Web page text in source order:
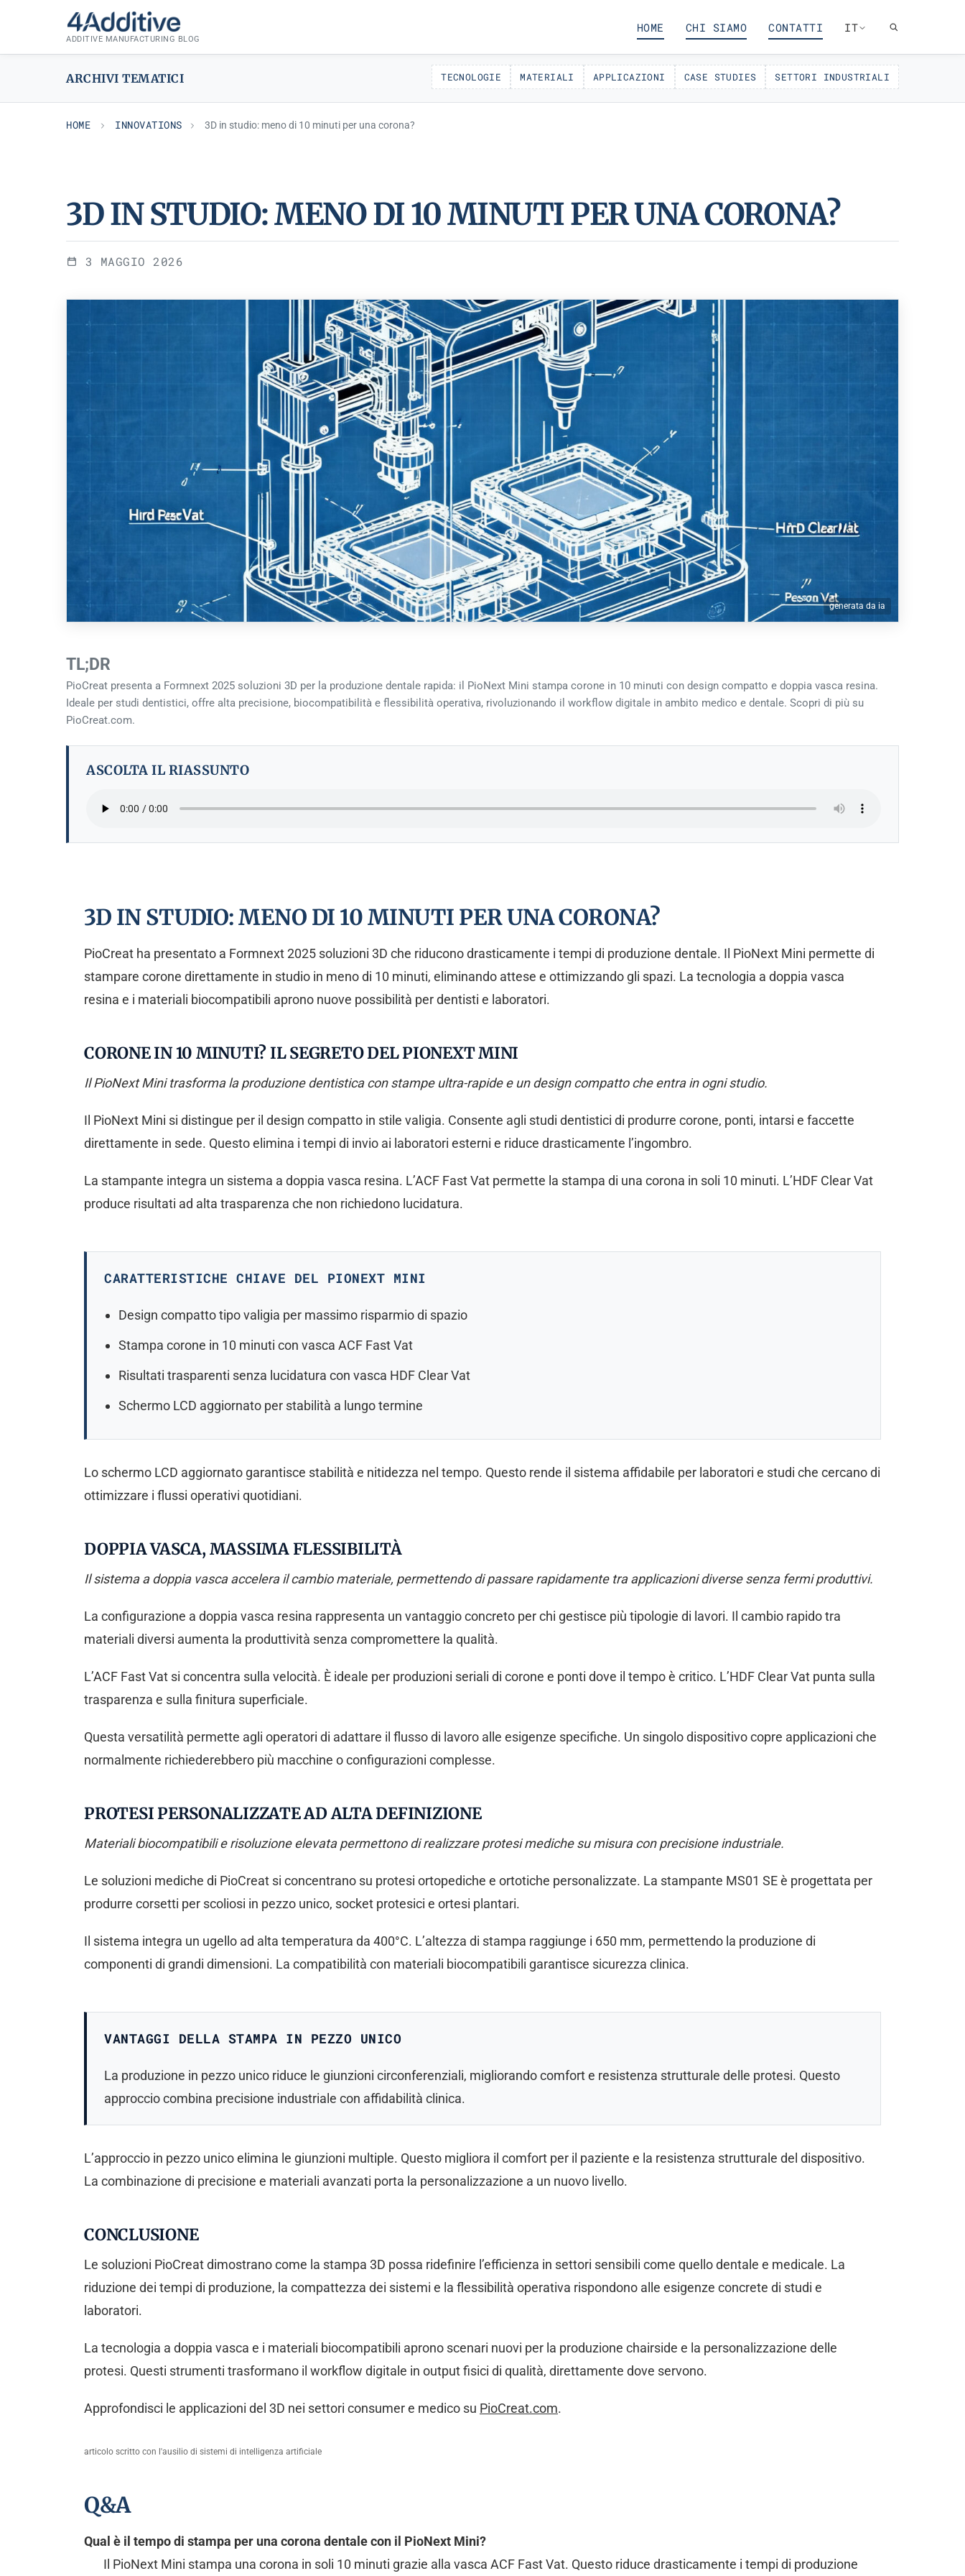
ADDITIVE MANUFACTURING BLOG
HOME CHI SIAMO CONTATTI IT
ARCHIVI TEMATICI TECNOLOGIE MATERIALI APPLICAZIONI CASE STUDIES SETTORI INDUSTRIALI
HOME INNOVATIONS 3D in studio: meno di 10 minuti per una corona?
INNOVATIONS
3D IN STUDIO: MENO DI 10 MINUTI PER UNA CORONA?
3 MAGGIO 2026
generata da ia
TL;DR
PioCreat presenta a Formnext 2025 soluzioni 3D per la produzione dentale rapida: il PioNext Mini stampa corone in 10 minuti con design compatto e doppia vasca resina.
Ideale per studi dentistici, offre alta precisione, biocompatibilità e flessibilità operativa, rivoluzionando il workflow digitale in ambito medico e dentale. Scopri di più su
PioCreat.com.
ASCOLTA IL RIASSUNTO
3D IN STUDIO: MENO DI 10 MINUTI PER UNA CORONA?
PioCreat ha presentato a Formnext 2025 soluzioni 3D che riducono drasticamente i tempi di produzione dentale. Il PioNext Mini permette di
stampare corone direttamente in studio in meno di 10 minuti, eliminando attese e ottimizzando gli spazi. La tecnologia a doppia vasca
resina e i materiali biocompatibili aprono nuove possibilità per dentisti e laboratori.
CORONE IN 10 MINUTI? IL SEGRETO DEL PIONEXT MINI
Il PioNext Mini trasforma la produzione dentistica con stampe ultra-rapide e un design compatto che entra in ogni studio.
Il PioNext Mini si distingue per il design compatto in stile valigia. Consente agli studi dentistici di produrre corone, ponti, intarsi e faccette
direttamente in sede. Questo elimina i tempi di invio ai laboratori esterni e riduce drasticamente l’ingombro.
La stampante integra un sistema a doppia vasca resina. L’ACF Fast Vat permette la stampa di una corona in soli 10 minuti. L’HDF Clear Vat
produce risultati ad alta trasparenza che non richiedono lucidatura.
CARATTERISTICHE CHIAVE DEL PIONEXT MINI
Design compatto tipo valigia per massimo risparmio di spazio
Stampa corone in 10 minuti con vasca ACF Fast Vat
Risultati trasparenti senza lucidatura con vasca HDF Clear Vat
Schermo LCD aggiornato per stabilità a lungo termine
Lo schermo LCD aggiornato garantisce stabilità e nitidezza nel tempo. Questo rende il sistema affidabile per laboratori e studi che cercano di
ottimizzare i flussi operativi quotidiani.
DOPPIA VASCA, MASSIMA FLESSIBILITÀ
Il sistema a doppia vasca accelera il cambio materiale, permettendo di passare rapidamente tra applicazioni diverse senza fermi produttivi.
La configurazione a doppia vasca resina rappresenta un vantaggio concreto per chi gestisce più tipologie di lavori. Il cambio rapido tra
materiali diversi aumenta la produttività senza compromettere la qualità.
L’ACF Fast Vat si concentra sulla velocità. È ideale per produzioni seriali di corone e ponti dove il tempo è critico. L’HDF Clear Vat punta sulla
trasparenza e sulla finitura superficiale.
Questa versatilità permette agli operatori di adattare il flusso di lavoro alle esigenze specifiche. Un singolo dispositivo copre applicazioni che
normalmente richiederebbero più macchine o configurazioni complesse.
PROTESI PERSONALIZZATE AD ALTA DEFINIZIONE
Materiali biocompatibili e risoluzione elevata permettono di realizzare protesi mediche su misura con precisione industriale.
Le soluzioni mediche di PioCreat si concentrano su protesi ortopediche e ortotiche personalizzate. La stampante MS01 SE è progettata per
produrre corsetti per scoliosi in pezzo unico, socket protesici e ortesi plantari.
Il sistema integra un ugello ad alta temperatura da 400°C. L’altezza di stampa raggiunge i 650 mm, permettendo la produzione di
componenti di grandi dimensioni. La compatibilità con materiali biocompatibili garantisce sicurezza clinica.
VANTAGGI DELLA STAMPA IN PEZZO UNICO
La produzione in pezzo unico riduce le giunzioni circonferenziali, migliorando comfort e resistenza strutturale delle protesi. Questo
approccio combina precisione industriale con affidabilità clinica.
L’approccio in pezzo unico elimina le giunzioni multiple. Questo migliora il comfort per il paziente e la resistenza strutturale del dispositivo.
La combinazione di precisione e materiali avanzati porta la personalizzazione a un nuovo livello.
CONCLUSIONE
Le soluzioni PioCreat dimostrano come la stampa 3D possa ridefinire l’efficienza in settori sensibili come quello dentale e medicale. La
riduzione dei tempi di produzione, la compattezza dei sistemi e la flessibilità operativa rispondono alle esigenze concrete di studi e
laboratori.
La tecnologia a doppia vasca e i materiali biocompatibili aprono scenari nuovi per la produzione chairside e la personalizzazione delle
protesi. Questi strumenti trasformano il workflow digitale in output fisici di qualità, direttamente dove servono.
Approfondisci le applicazioni del 3D nei settori consumer e medico su PioCreat.com.
articolo scritto con l'ausilio di sistemi di intelligenza artificiale
Q&A
Qual è il tempo di stampa per una corona dentale con il PioNext Mini?
Il PioNext Mini stampa una corona in soli 10 minuti grazie alla vasca ACF Fast Vat. Questo riduce drasticamente i tempi di produzione